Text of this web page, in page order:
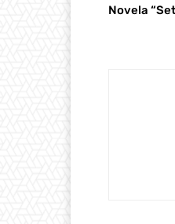
Novela